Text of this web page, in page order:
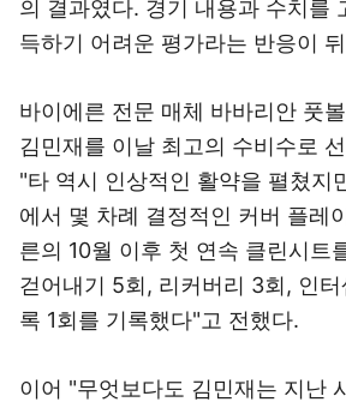
의 결과였다. 경기 내용과 수치를
득하기 어려운 평가라는 반응이
바이에른 전문 매체 바바리안 풋
김민재를 이날 최고의 수비수로
"타 역시 인상적인 활약을 펼쳤지
에서 몇 차례 결정적인 커버 플레
른의 10월 이후 첫 연속 클린시트
걷어내기 5회, 리커버리 3회, 인
록 1회를 기록했다"고 전했다.
이어 "무엇보다도 김민재는 지난